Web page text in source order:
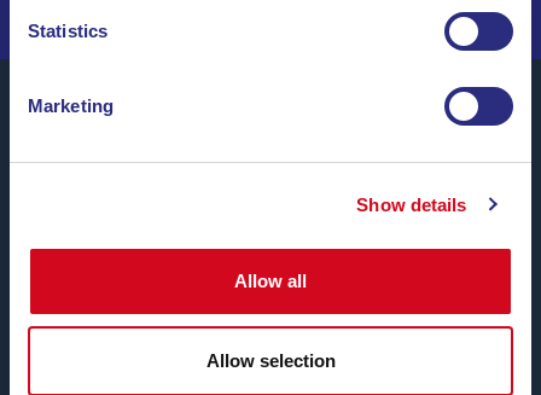
Statistics
Marketing
Show details
Allow all
Allow selection
24 liaisons par jour, toute l’année, àdes tarifs
, entre les ports de Piombino et
Nous avons hâte de vous accueillir à bord.